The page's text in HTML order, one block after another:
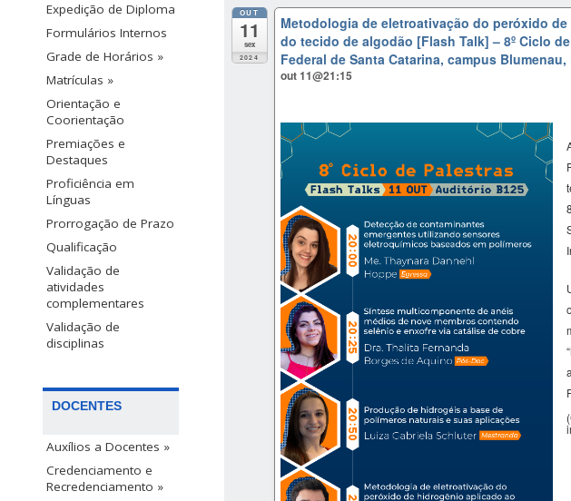
Expedição de Diploma
Formulários Internos
Grade de Horários »
Matrículas »
Orientação e
Coorientação
Premiações e
Destaques
Proficiência em
Línguas
Prorrogação de Prazo
Qualificação
Validação de
atividades
complementares
Validação de
disciplinas
DOCENTES
Auxílios a Docentes »
Credenciamento e
Recredenciamento »
OUT
11
sex
2024
Metodologia de eletroativação do peróxido
do tecido de algodão [Flash Talk] – 8º Ciclo
Federal de Santa Catarina, campus
out 11@21:15
“